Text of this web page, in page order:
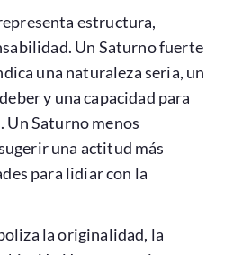
estructura,
Un Saturno fuerte
una naturaleza seria, un
y una capacidad para
Saturno menos
una actitud más
para lidiar con la
la originalidad, la